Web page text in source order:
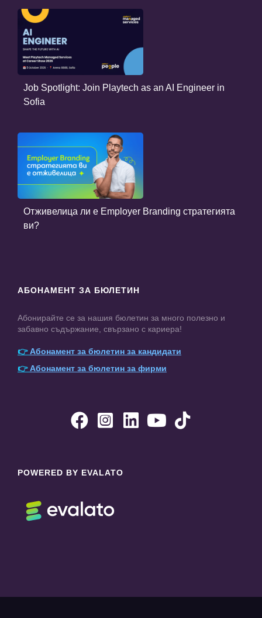
Job Spotlight: Join Playtech as an AI Engineer in
Sofia
Отживелица ли е Employer Branding стратегията
ви?
АБОНАМЕНТ ЗА БЮЛЕТИН
Абонирайте се за нашия бюлетин за много полезно и
забавно съдържание, свързано с кариера!
👉Абонамент за бюлетин за кандидати
👉Абонамент за бюлетин за фирми
    
POWERED BY EVALATO